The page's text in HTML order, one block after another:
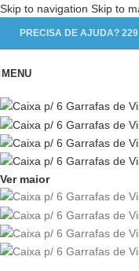
Skip to navigation Skip to
PRECISA DE AJUDA?
MENU
Ver maior